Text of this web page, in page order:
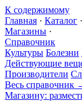
К содержимому
Главная · Каталог ·
Магазины ·
Справочник
Культуры Болезни
Действующие
Производители
Весь справочник
Магазину: